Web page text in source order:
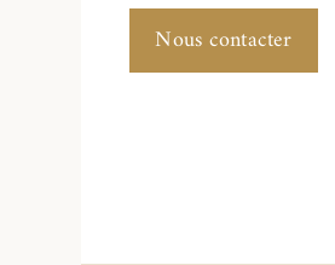
Nous contacter